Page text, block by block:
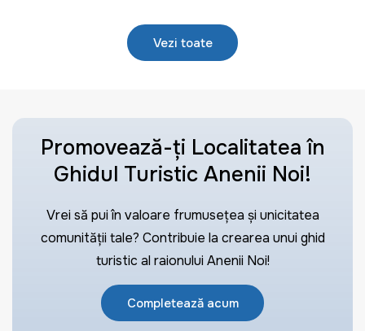
Vezi toate
Promovează-ți Localitatea în
Ghidul Turistic Anenii Noi!
Vrei să pui în valoare frumusețea și unicitatea
comunității tale? Contribuie la crearea unui ghid
turistic al raionului Anenii Noi!
Completează acum